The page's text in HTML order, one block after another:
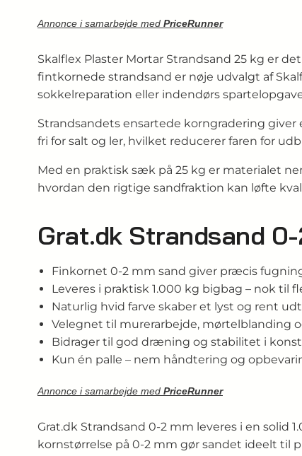
Annonce i samarbejde med PriceRunner
Skalflex Plaster Mortar Strandsand 25 kg er
fint­kornede strandsand er nøje udvalgt af
sokkelreparation eller indendørs
Strandsandets ensartede korngradering
fri for salt og ler, hvilket reducerer faren for
Med en praktisk sæk på 25 kg er materialet
hvordan den rigtige sandfraktion kan løfte
Grat.dk Strandsand
Finkornet 0-2 mm sand giver præcis
Leveres i praktisk 1.000 kg bigbag – nok til
Naturlig hvid farve skaber et lyst og rent
Velegnet til murerarbejde, mørtelblanding
Bidrager til god dræning og stabilitet i
Kun én palle – nem håndtering og
Annonce i samarbejde med PriceRunner
Grat.dk Strandsand 0-2 mm leveres i en
kornstørrelse på 0-2 mm gør sandet ideelt til